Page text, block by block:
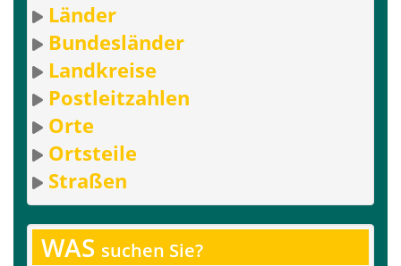
Länder
Bundesländer
Landkreise
Postleitzahlen
Orte
Ortsteile
Straßen
WAS suchen Sie?